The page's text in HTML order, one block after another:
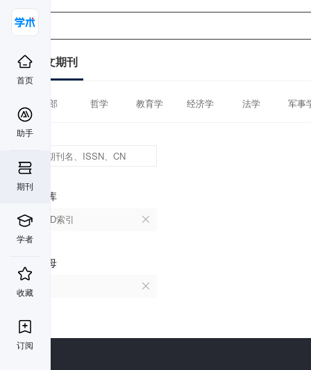
首页
助手
期刊
学者
收藏
订阅
中文期刊
全部 哲学 教育学 经济学 法学 军事
数据库
CSCD索引
首字母